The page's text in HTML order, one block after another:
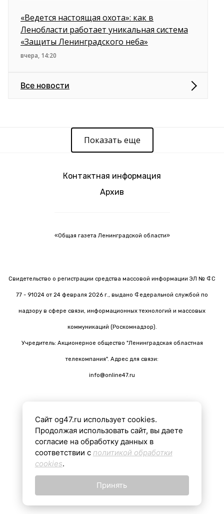
«Ведется настоящая охота»: как в
Ленобласти работает уникальная система
«Защиты Ленинградского неба»
вчера, 14:20
Все новости
Показать еще
Контактная информация
Архив
«Общая газета Ленинградской области»
Свидетельство о регистрации средства массовой информации ЭЛ № ФС
77 - 91024 от 24 февраля 2026 г., выдано Федеральной службой по
надзору в сфере связи, информационных технологий и массовых
коммуникаций (Роскомнадзор).
Учредитель: Акционерное общество "Ленинградская областная
телекомпания". Адрес для связи:
info@online47.ru
Все материалы на сайте подготовлены с помощью ИИ
16+
Сайт og47.ru использует cookies.
Продолжая использовать сайт, вы даете
согласие на обработку данных в
соответствии с политикой обработки
cookies.
Принять